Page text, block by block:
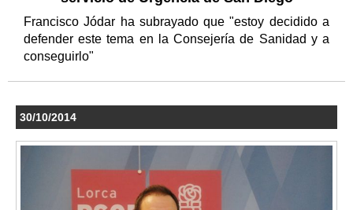
Francisco Jódar ha subrayado que "estoy decidido a
defender este tema en la Consejería de Sanidad y a
conseguirlo"
30/10/2014